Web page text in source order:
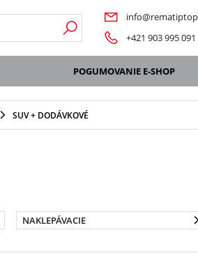
+421 903 995 091
POGUMOVANIE E-SHOP
SUV + DODÁVKOVÉ
NAKLEPÁVACIE